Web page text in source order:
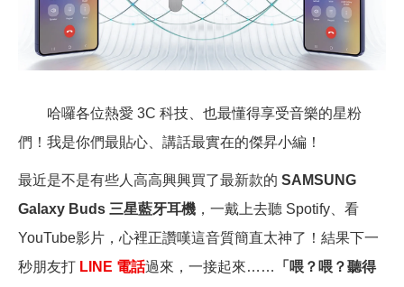
哈囉各位熱愛 3C 科技、也最懂得享受音樂的星粉
們！我是你們最貼心、講話最實在的傑昇小編！
最近是不是有些人高高興興買了最新款的 SAMSUNG
Galaxy Buds 三星藍牙耳機 ，一戴上去聽 Spotify、看
YouTube影片，心裡正讚嘆這音質簡直太神了！結果下一
秒朋友打 LINE 電話過來，一接起來……
「喂？喂？聽得